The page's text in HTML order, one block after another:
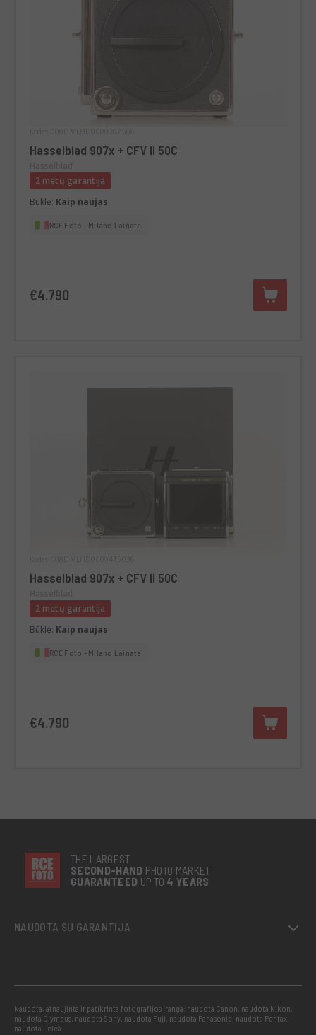
Hasselblad 907x + CFV II 50C
2 metų garantija
Būklė: Kaip naujas
RCE Foto - Milano Lainate
€4.790
Hasselblad 907x + CFV II 50C
2 metų garantija
Būklė: Kaip naujas
RCE Foto - Milano Lainate
€4.790
THE LARGEST
SECOND-HAND PHOTO MARKET
GUARANTEED UP TO 4 YEARS
NAUDOTA SU GARANTIJA
Naudota, atnaujinta ir patikrinta fotografijos įranga: naudota Canon, naudota Nikon,
naudota Olympus, naudota Sony, naudota Fuji, naudota Panasonic, naudota Pentax,
naudota Leica